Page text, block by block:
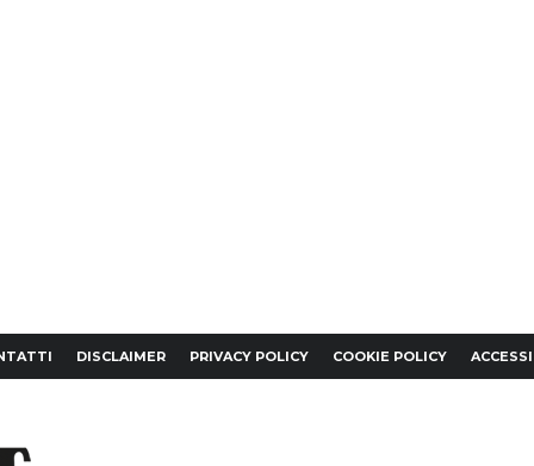
DISCLAIMER PRIVACY POLICY COOKIE POLICY